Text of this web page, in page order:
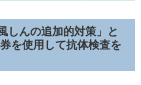
しんの追加的対策」と
を使用して抗体検査を